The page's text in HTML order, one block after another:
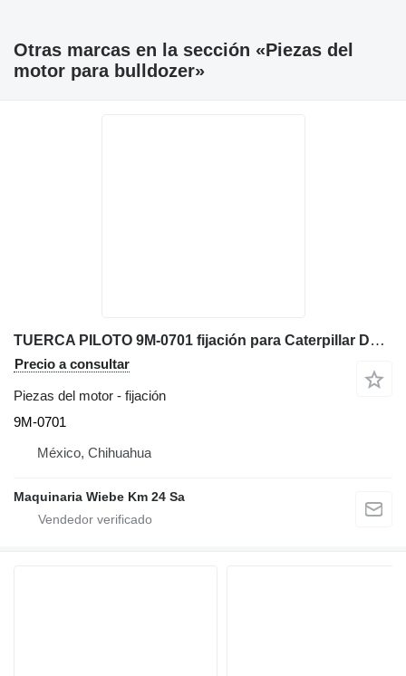
Otras marcas en la sección «Piezas del
motor para bulldozer»
TUERCA PILOTO 9M-0701 fijación para Caterpillar D6C bulldozer
Precio a consultar
Piezas del motor - fijación
9M-0701
México, Chihuahua
Maquinaria Wiebe Km 24 Sa